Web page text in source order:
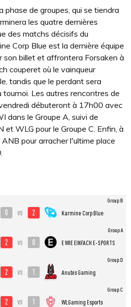
phase de groupes, qui se tiendra
les quatre dernières
des matchs décisifs du
Corp Blue est la dernière équipe
son billet et affrontera Forsaken à
couperet où le vainqueur
tandis que le perdant sera
Les autres rencontres de
débuteront à 17h00 avec
dans le Groupe A, suivi de
WLG pour le Groupe C. Enfin, à
pour arracher l'ultime place
0 vs 2 Karmine Corp Blue
Group B
2 vs 0 E WIE EINFACH E-SPORTS
Group A
2 vs 1 Anubis Gaming
Group D
2 vs 1 WLGaming Esports
Group C